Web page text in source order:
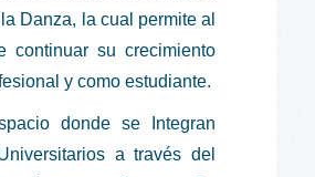
Danza, la cual permite al
continuar su crecimiento
y como estudiante.
donde se Integran
a través del